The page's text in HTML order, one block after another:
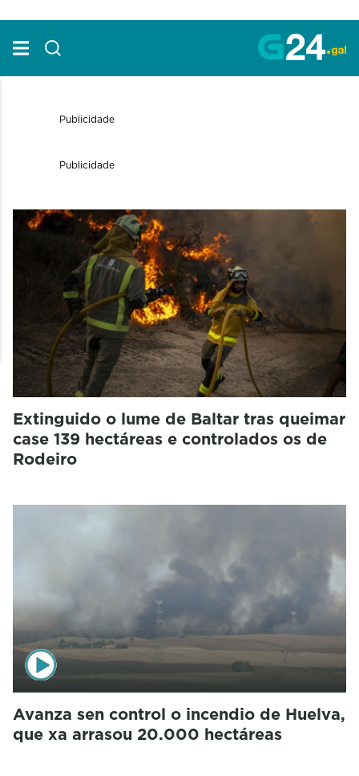
Extinguido o lume de Baltar tras queimar
case 139 hectáreas e controlados os de
Rodeiro
Avanza sen control o incendio de Huelva,
que xa arrasou 20.000 hectáreas
Publicidade
Publicidade